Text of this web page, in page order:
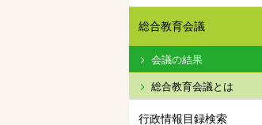
総合教育会議
会議の結果
総合教育会議とは
行政情報目録検索